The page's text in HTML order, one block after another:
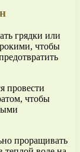
грядки или
чтобы
провести
чтобы
проращивать